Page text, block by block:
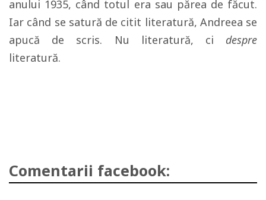
anului 1935, când totul era sau părea de făcut.
Iar când se satură de citit literatură, Andreea se
apucă de scris. Nu literatură, ci despre
literatură.
Comentarii facebook: